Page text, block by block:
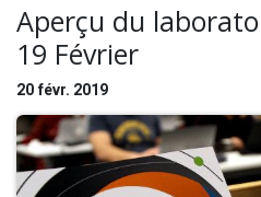
Aperçu du
19 Février
20 févr. 2019